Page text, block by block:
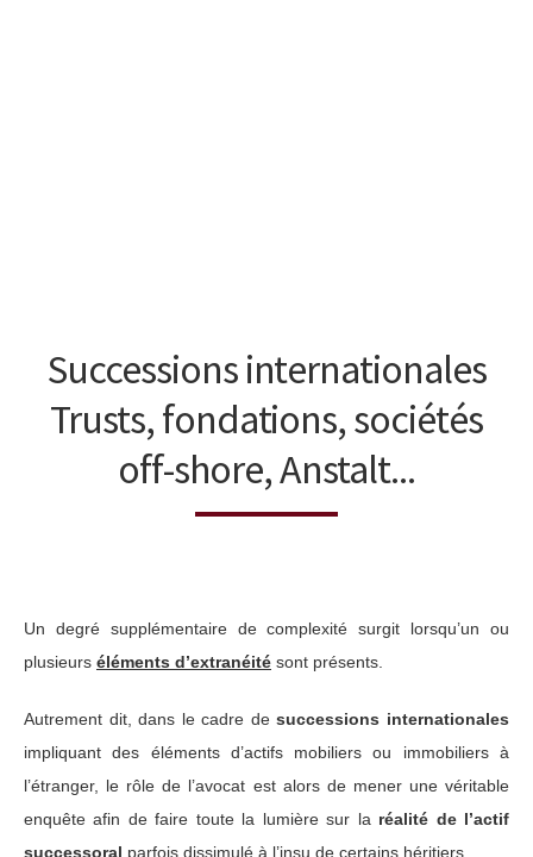
Successions internationales
Trusts, fondations, sociétés
off-shore, Anstalt...
Un degré supplémentaire de complexité surgit lorsqu’un ou
plusieurs éléments d’extranéité sont présents.
Autrement dit, dans le cadre desuccessions internationales
impliquant des éléments d’actifs mobiliers ou immobiliers à
l’étranger, le rôle de l’avocat est alors de mener une véritable
enquête afin de faire toute la lumière sur la réalité de l’actif
successoral parfois dissimulé à l’insu de certains héritiers.